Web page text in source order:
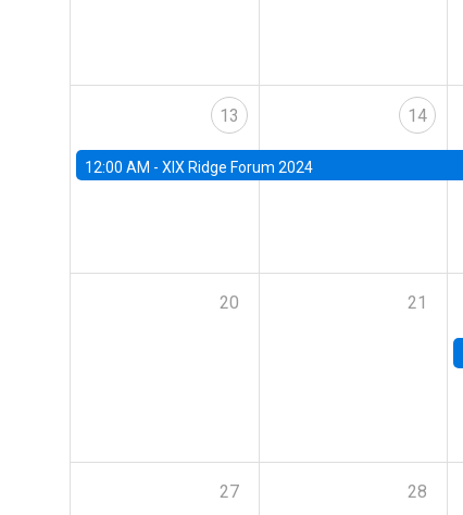
13
12:00 AM - XIX Ridge Forum 2024
14
20 21
27 28